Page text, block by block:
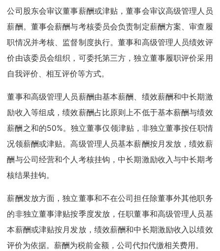
公司股东会审议董事薪酬或津贴，董事会审议高级管理人员
薪酬。董事会薪酬与考核委员会负责制定薪酬方案、审查履
职情况并考核、监督制度执行。董事和高级管理人员绩效评
价由该委员会组织，可委托第三方，独立董事履职评价采用
自我评价、相互评价等方式。
董事和高级管理人员薪酬由基本薪酬、绩效薪酬和中长期激
励收入等组成，绩效薪酬占比原则上不低于基本薪酬与绩效
薪酬之和的50%。独立董事仅领津贴，非独立董事按任职情
况领薪酬或津贴。高级管理人员基本薪酬按月发放，绩效薪
酬与公司经营和个人考核挂钩，中长期激励收入与中长期考
核结果挂钩。
薪酬发放方面，独立董事和不在公司担任除董事外其他职务
的非独立董事津贴按季度发放，任职董事和高级管理人员基
本薪酬或津贴按月发放，绩效薪酬和中长期激励收入以绩效
评价为依据。薪酬为税前金额，公司代扣代缴相关费用。